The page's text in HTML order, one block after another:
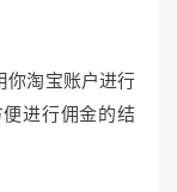
你淘宝账户进行
进行佣金的结